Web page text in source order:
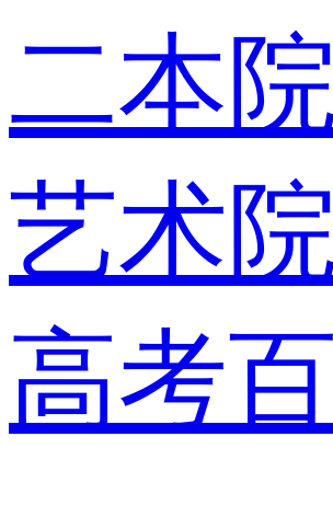
二本
艺术
高考